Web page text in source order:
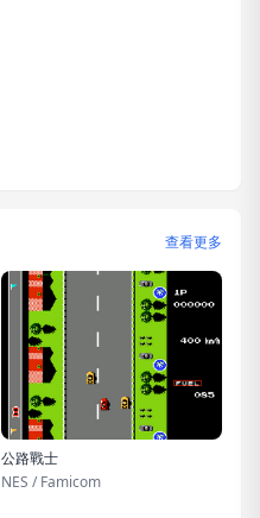
查看更多
公路戰士
NES / Famicom